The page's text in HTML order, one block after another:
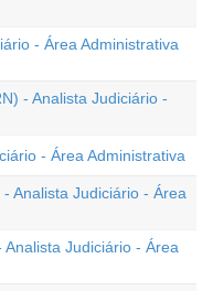
- Área Administrativa
- Analista Judiciário -
- Área Administrativa
Analista Judiciário - Área
Judiciário - Área